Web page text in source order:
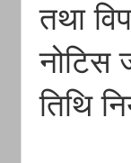
तथा
नोटिस
तिथि